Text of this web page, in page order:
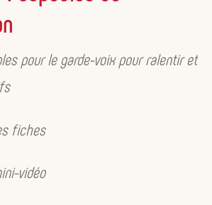
pour le garde-voix pour ralentir et
fiches
vidéo